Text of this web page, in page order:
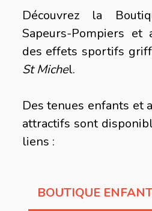
Découvrez la
Sapeurs-Pompiers et
des effets sportifs
St Michel.
Des tenues enfants et
attractifs sont
liens :
BOUTIQUE